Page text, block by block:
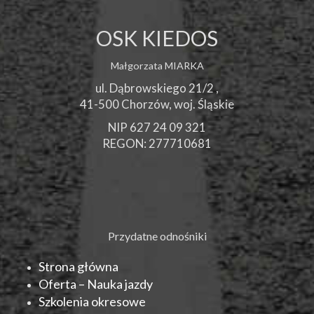
OSK KIEDOS
Małgorzata MIARKA
ul. Dąbrowskiego 21/2 ,
41-500Chorzów, woj.Śląskie
NIP 627 24 09 321
REGON: 277710681
Przydatne odnośniki
Strona główna
Oferta – Nauka jazdy
Szkolenia okresowe